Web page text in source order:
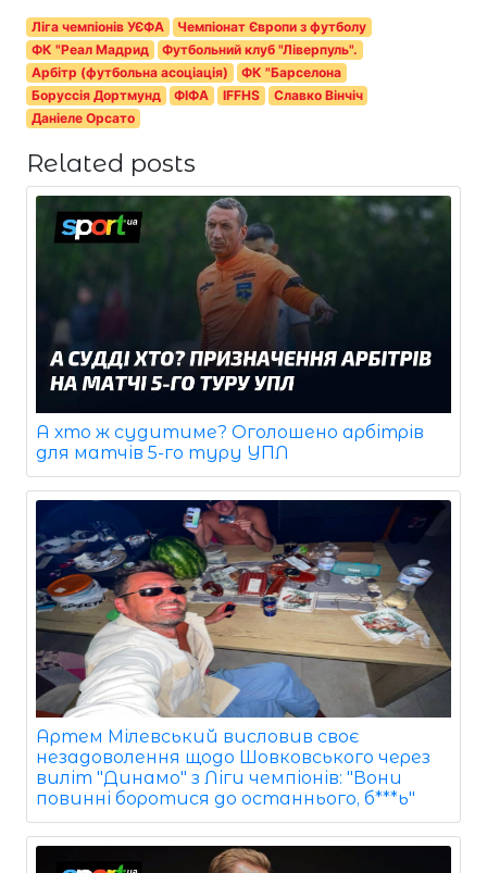
Ліга чемпіонів УЄФА
Чемпіонат Європи з футболу
ФК "Реал Мадрид
Футбольний клуб "Ліверпуль".
Арбітр (футбольна асоціація)
ФК "Барселона
Боруссія Дортмунд
ФІФА IFFHS
Славко Вінчіч
Даніеле Орсато
Related posts
А хто ж судитиме? Оголошено арбітрів
для матчів 5-го туру УПЛ
Артем Мілевський висловив своє
незадоволення щодо Шовковського через
виліт "Динамо" з Ліги чемпіонів: "Вони
повинні боротися до останнього, б***ь"